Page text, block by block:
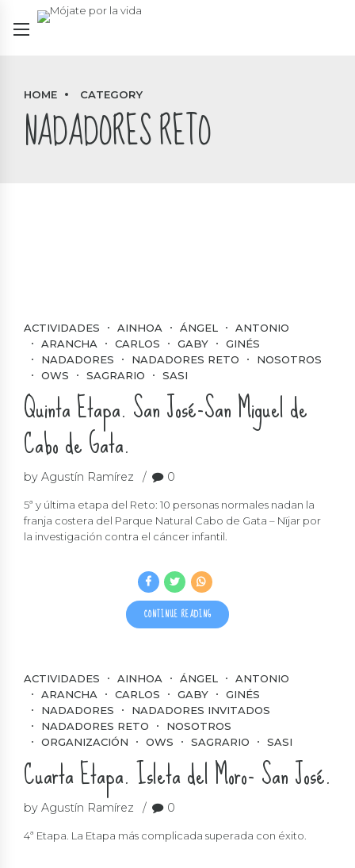
HOME CATEGORY
NADADORES RETO
ACTIVIDADES AINHOA ÁNGEL
ANTONIO
ARANCHA
CARLOS GABY
GINÉS
NADADORES
NADADORES RETO
NOSOTROS
OWS
SAGRARIO SASI
Quinta Etapa. San José-San Miguel de
Cabo de Gata.
by Agustín Ramírez 0
5ª y última etapa del Reto: 10 personas normales nadan la
franja costera del Parque Natural Cabo de Gata – Nïjar por
la investigación contra el cáncer infantil.
CONTINUE READING
ACTIVIDADES AINHOA ÁNGEL
ANTONIO
ARANCHA
CARLOS GABY
GINÉS
NADADORES
NADADORES INVITADOS
NADADORES RETO
NOSOTROS
ORGANIZACIÓN
OWS SAGRARIO SASI
Cuarta Etapa. Isleta del Moro- San José.
by Agustín Ramírez 0
4ª Etapa. La Etapa más complicada superada con éxito.